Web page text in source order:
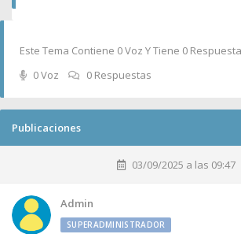
Este Tema Contiene 0 Voz Y Tiene 0
0 Voz
0 Respuestas
Publicaciones
03/09/2025 a las 09:47
Admin
SUPERADMINISTRADOR